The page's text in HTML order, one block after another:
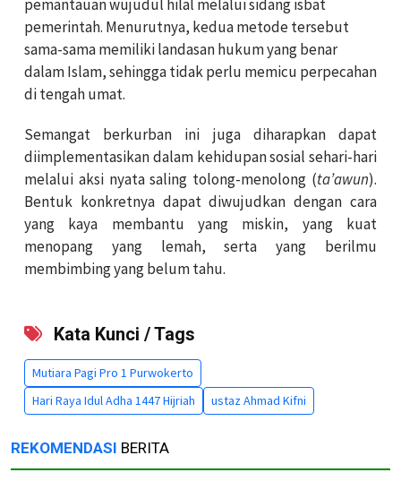
pemantauan wujudul hilal melalui sidang isbat
pemerintah. Menurutnya, kedua metode tersebut
sama-sama memiliki landasan hukum yang benar
dalam Islam, sehingga tidak perlu memicu perpecahan
di tengah umat.
Semangat berkurban ini juga diharapkan dapat
diimplementasikan dalam kehidupan sosial sehari-hari
melalui aksi nyata saling tolong-menolong (ta’awun).
Bentuk konkretnya dapat diwujudkan dengan cara
yang kaya membantu yang miskin, yang kuat
menopang yang lemah, serta yang berilmu
membimbing yang belum tahu.
Kata Kunci / Tags
Mutiara Pagi Pro 1 Purwokerto
Hari Raya Idul Adha 1447 Hijriah
ustaz Ahmad Kifni
REKOMENDASI BERITA